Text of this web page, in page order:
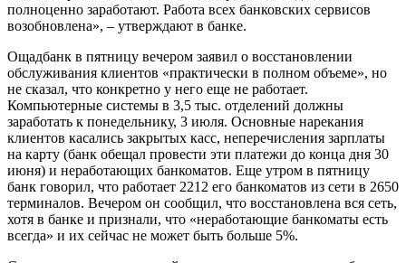
полноценно заработают. Работа всех банковских сервисов
возобновлена», – утверждают в банке.
Ощадбанк в пятницу вечером заявил о восстановлении
обслуживания клиентов «практически в полном объеме», но
не сказал, что конкретно у него еще не работает.
Компьютерные системы в 3,5 тыс. отделений должны
заработать к понедельнику, 3 июля. Основные нарекания
клиентов касались закрытых касс, неперечисления зарплаты
на карту (банк обещал провести эти платежи до конца дня 30
июня) и неработающих банкоматов. Еще утром в пятницу
банк говорил, что работает 2212 его банкоматов из сети в 2650
терминалов. Вечером он сообщил, что восстановлена вся сеть,
хотя в банке и признали, что «неработающие банкоматы есть
всегда» и их сейчас не может быть больше 5%.